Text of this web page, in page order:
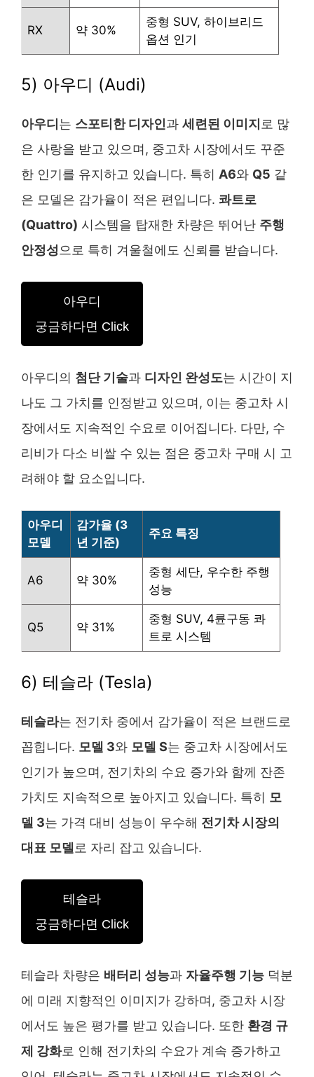
RX 약 30%
중형 SUV, 하이브리드
옵션 인기
5) 아우디 (Audi)
아우디 는 스포티한 디자인과 세련된 이미지 로 많
은 사랑을 받고 있으며, 중고차 시장에서도 꾸준
한 인기를 유지하고 있습니다. 특히 A6와 Q5 같
은 모델은 감가율이 적은 편입니다. 콰트로
(Quattro) 시스템을 탑재한 차량은 뛰어난 주행
안정성 으로 특히 겨울철에도 신뢰를 받습니다.
아우디
궁금하다면 Click
아우디의 첨단 기술과 디자인 완성도는 시간이 지
나도 그 가치를 인정받고 있으며, 이는 중고차 시
장에서도 지속적인 수요로 이어집니다. 다만, 수
리비가 다소 비쌀 수 있는 점은 중고차 구매 시 고
려해야 할 요소입니다.
아우디
모델
감가율 (3
년 기준)
주요 특징
A6 약 30%
중형 세단, 우수한 주행
성능
Q5 약 31%
중형 SUV, 4륜구동 콰
트로 시스템
6) 테슬라 (Tesla)
테슬라는 전기차 중에서 감가율이 적은 브랜드로
꼽힙니다. 모델 3와 모델 S는 중고차 시장에서도
인기가 높으며, 전기차의 수요 증가와 함께 잔존
가치도 지속적으로 높아지고 있습니다. 특히 모
델 3는 가격 대비 성능이 우수해 전기차 시장의
대표 모델 로 자리 잡고 있습니다.
테슬라
궁금하다면 Click
테슬라 차량은 배터리 성능과 자율주행 기능 덕분
에 미래 지향적인 이미지가 강하며, 중고차 시장
에서도 높은 평가를 받고 있습니다. 또한 환경 규
제 강화로 인해 전기차의 수요가 계속 증가하고